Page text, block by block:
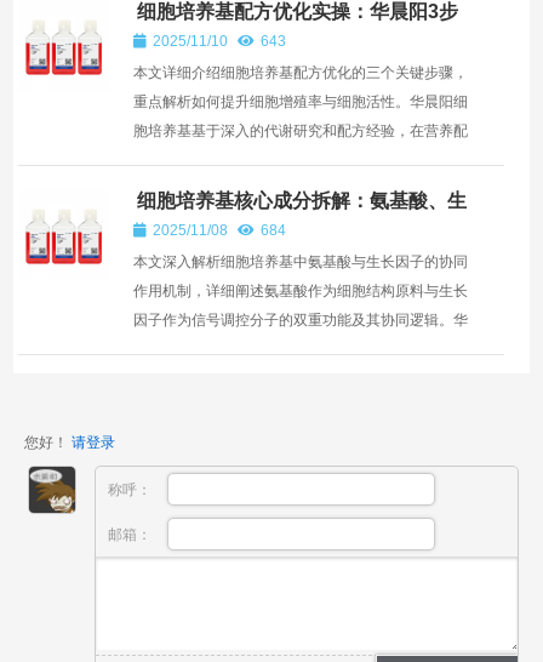
细胞培养基配方优化实操：华晨阳3步
提升细胞增殖率与活性
2025/11/10
643
本文详细介绍细胞培养基配方优化的三个关键步骤，
重点解析如何提升细胞增殖率与细胞活性。华晨阳细
胞培养基基于深入的代谢研究和配方经验，在营养配
细胞培养基核心成分拆解：氨基酸、生
长因子的协同作用
2025/11/08
684
本文深入解析细胞培养基中氨基酸与生长因子的协同
作用机制，详细阐述氨基酸作为细胞结构原料与生长
因子作为信号调控分子的双重功能及其协同逻辑。华
您好！ 请登录
称呼：
邮箱：